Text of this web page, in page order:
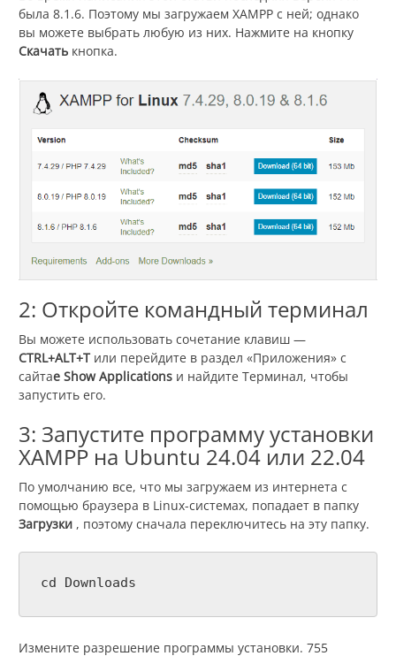
была 8.1.6. Поэтому мы загружаем XAMPP с ней; однако
вы можете выбрать любую из них. Нажмите на кнопку
Скачать кнопка.
2: Откройте командный терминал
Вы можете использовать сочетание клавиш —
CTRL+ALT+Tили перейдите в раздел «Приложения» с
сайтаe Show Applications и найдите Терминал, чтобы
запустить его.
3: Запустите программу установки
XAMPP на Ubuntu 24.04 или 22.04
По умолчанию все, что мы загружаем из интернета с
помощью браузера в Linux-системах, попадает в папку
Загрузки , поэтому сначала переключитесь на эту папку.
cd Downloads
Измените разрешение программы установки. 755